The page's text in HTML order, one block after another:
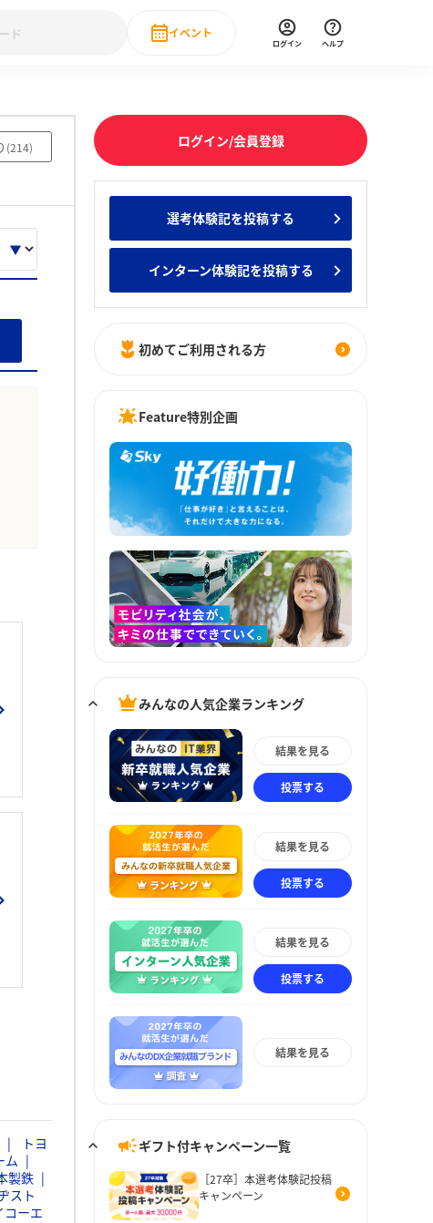
なの新卒就職人気企業ランキング みんなのインターン人気企業ランキ
卒 IT・DX現場社員インタビュー
イベント
直近のイベント一覧
ログイン ヘルプ
(214)
トヨ
ム
製鉄
スト
コーエ
ログイン/会員登録
選考体験記を投稿する
インターン体験記を投稿する
初めてご利用される方
Feature特別企画
みんなの人気企業ランキング
結果を見る
投票する
結果を見る
投票する
結果を見る
投票する
結果を見る
ギフト付キャンペーン一覧
［27卒］本選考体験記投稿
キャンペーン